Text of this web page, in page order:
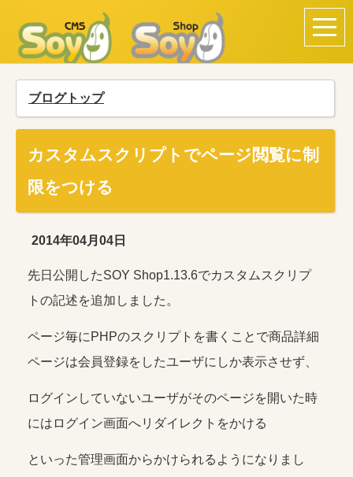
ブログトップ
カスタムスクリプトでページ閲覧に制
限をつける
2014年04月04日
先日公開したSOY Shop1.13.6でカスタムスクリプ
トの記述を追加しました。
ページ毎にPHPのスクリプトを書くことで商品詳細
ページは会員登録をしたユーザにしか表示させず、
ログインしていないユーザがそのページを開いた時
にはログイン画面へリダイレクトをかける
といった管理画面からかけられるようになりまし